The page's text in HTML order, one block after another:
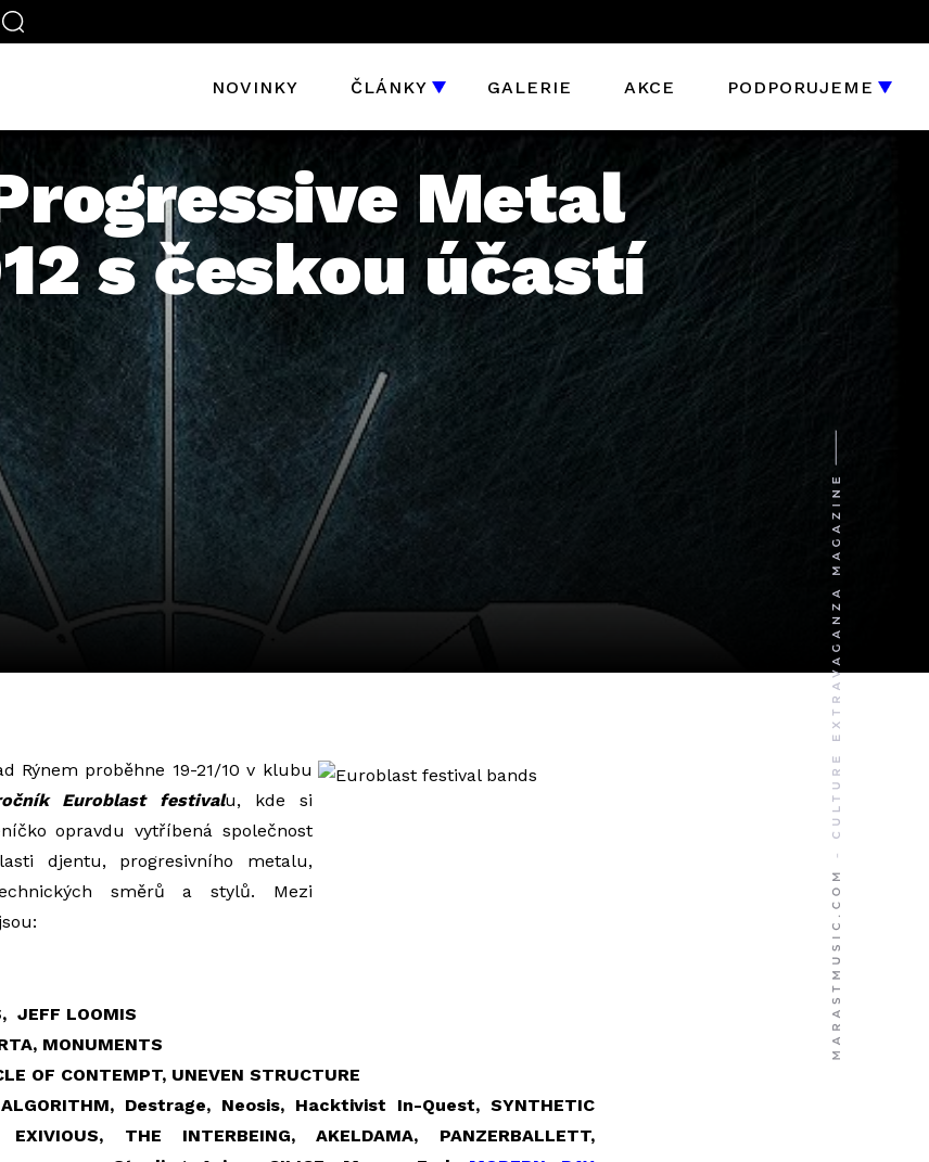
NOVINKY ČLÁNKY GALERIE AKCE PODPORUJEME
Metal
s českou účastí
Rýnem proběhne 19-21/10 v klubu
Euroblast festivalu, kde si
opravdu vytříbená společnost
djentu, progresivního metalu,
směrů a stylů. Mezi
JEFF LOOMIS
MONUMENTS
OF CONTEMPT, UNEVEN STRUCTURE
Destrage, Neosis, Hacktivist In-Quest, SYNTHETIC
THE INTERBEING, AKELDAMA, PANZERBALLETT,